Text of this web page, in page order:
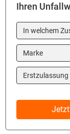
Ihren
In welchem
Marke
Year